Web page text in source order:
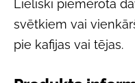
Lieliski piemērota
svētkiem vai
pie kafijas vai tējas.